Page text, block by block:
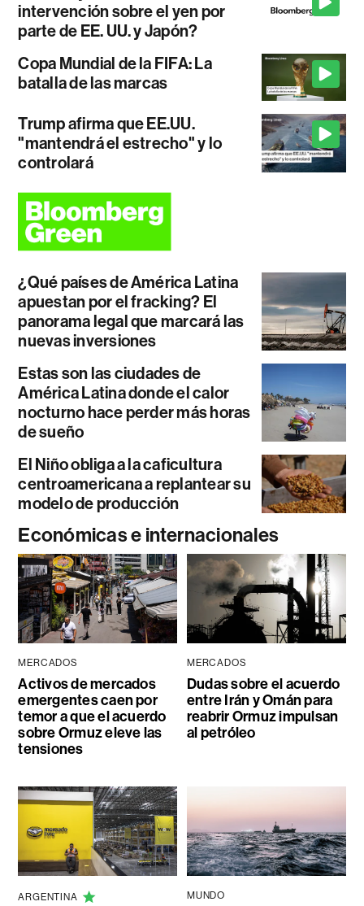
intervención sobre el yen por
parte de EE. UU. y Japón?
Copa Mundial de la FIFA: La
batalla de las marcas
Trump afirma que EE.UU.
"mantendrá el estrecho" y lo
controlará
¿Qué países de América Latina
apuestan por el fracking? El
panorama legal que marcará las
nuevas inversiones
Estas son las ciudades de
América Latina donde el calor
nocturno hace perder más horas
de sueño
El Niño obliga a la caficultura
centroamericana a replantear su
modelo de producción
Económicas e internacionales
MERCADOS
Activos de mercados
emergentes caen por
temor a que el acuerdo
sobre Ormuz eleve las
tensiones
MERCADOS
Dudas sobre el acuerdo
entre Irán y Omán para
reabrir Ormuz impulsan
al petróleo
ARGENTINA MUNDO